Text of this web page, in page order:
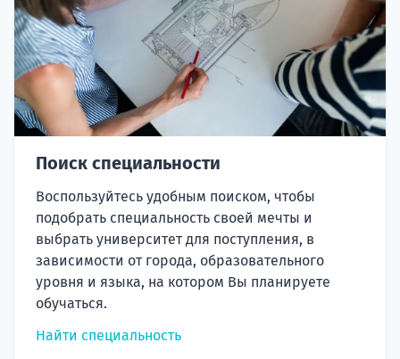
Поиск специальности
Воспользуйтесь удобным поиском, чтобы
подобрать специальность своей мечты и
выбрать университет для поступления, в
зависимости от города, образовательного
уровня и языка, на котором Вы планируете
обучаться.
Найти специальность